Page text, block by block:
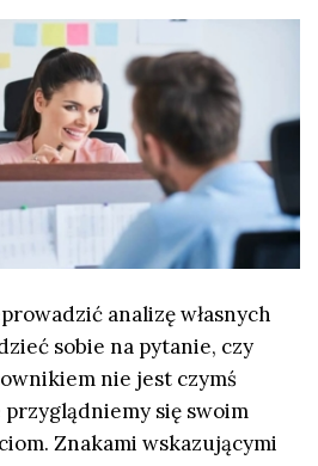
analizę własnych
sobie na pytanie, czy
nie jest czymś
się swoim
Znakami wskazującymi